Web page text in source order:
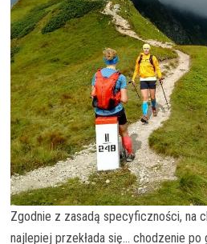
Zgodnie z zasadą specyficzności, na
najlepiej przekłada się… chodzenie